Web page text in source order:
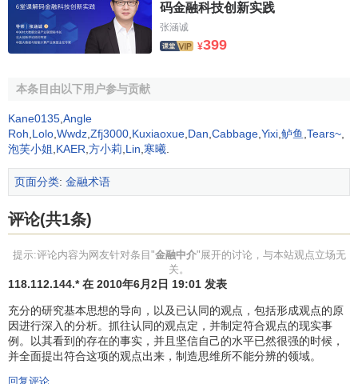
这里"双轨"是指财富实物形态的运动和价值形态的运
动；"两态"是指实体经济形态和
虚拟经济
流,资金流,信息流。
首先,金融中介把各种实物形态的财富幻化为货币和其它
整个社会财富得以以价值和实物两种形态运动。
相对应的虚拟经济领域,使人类社会进入了虚拟与实体互动的
货币以及各种原生和
实体经济相对应的虚拟经济领域,并推动实体经济向前发展。
金融中介的作用
1、金融中介实现了资金流与物流,信息流的高效整合与
匹配
码金融科技创新实践
张涵诚
¥399
本条目由以下用户参与贡献
Kane0135 Angle
Roh Lolo Wwdz Zfj3000 Kuxiaoxue Dan Cabbage Yixi 鲈鱼 Tears~
泡芙小姐 KAER 方小莉 Lin 寒曦
页面分类: 金融术语
评论(共1条)
提示:评论内容为网友针对条目"金融中介"展开的讨论，与本站观点立场无
关。
118.112.144.* 在 2010年6月2日 19:01 发表
充分的研究基本思想的导向，以及已认同的观点，包括形成观点的原
因进行深入的分析。抓往认同的观点定，并制定符合观点的现实事
例。以其看到的存在的事实，并且坚信自己的水平已然很强的时候，
并全面提出符合这项的观点出来，制造思维所不能分辨的领域。
回复评论